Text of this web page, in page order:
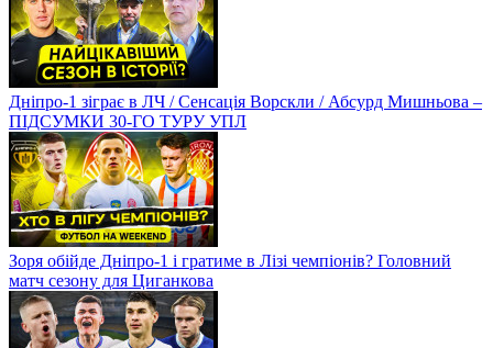
Дніпро-1 зіграє в ЛЧ / Сенсація Ворскли / Абсурд Мишньова –
ПІДСУМКИ 30-ГО ТУРУ УПЛ
Зоря обійде Дніпро-1 і гратиме в Лізі чемпіонів? Головний
матч сезону для Циганкова